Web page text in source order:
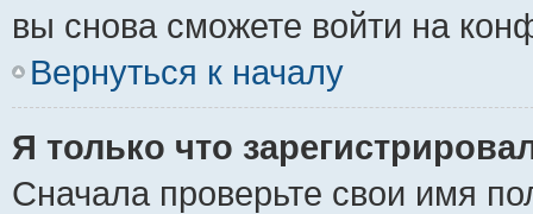
вы снова сможете войти на
Вернуться к началу
Я только что
Сначала проверьте свои имя